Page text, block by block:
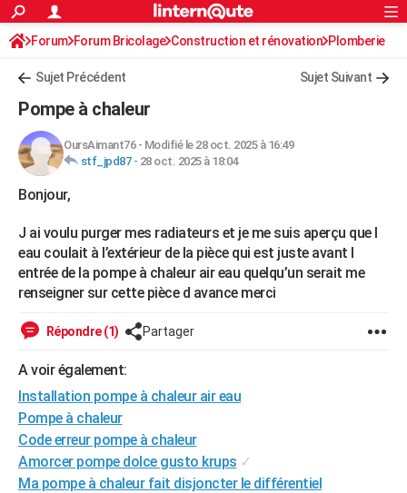
ACTUALITÉS
Politique
Société
Faits Divers
Education
Monde
Villes
+
FINANCE
Retraite
Impôts
Epargne
Immobilier
Risques naturels par ville
Banque
Assurance
Crédit
AUTO
Essais
Réserver un essai
Citadines
Berlines
SUV
Forum auto
+HIGH-TECH
Mobiles
Meilleur smartphone
Internet
Ordinateurs
Jeux vidéo
Guide high-tech
+
Forum
Aménagement intérieur
Extérieur
Cuisine
Salle de bains
Jardinage
Rangement
WEEK-END
Alimentation
Guide de la santé
Maladies
Médicaments
Sommeil
VOYAGE
Destinations
City break
Voyage nature
Voyage de noces
Forum
Climat
+PHOTO
GUIDES D'ACHAT
Rechercher
S'inscrire
Connexion
Forum Forum Bricolage Construction et rénovation Plomberie
Sujet Précédent Sujet Suivant
Pompe à chaleur
OursAimant76- Modifié le 28 oct. 2025 à 16:49
stf_jpd87- 28 oct. 2025 à 18:04
Bonjour,
J ai voulu purger mes radiateurs et je me suis aperçu que l
eau coulait à l’extérieur de la pièce qui est juste avant l
entrée de la pompe à chaleur air eau quelqu’un serait me
renseigner sur cette pièce d avance merci
Répondre (1) Partager
A voir également:
Installation pompe à chaleur air eau
Pompe à chaleur
Code erreur pompe à chaleur
Amorcer pompe dolce gusto krups ✓
Ma pompe à chaleur fait disjoncter le différentiel